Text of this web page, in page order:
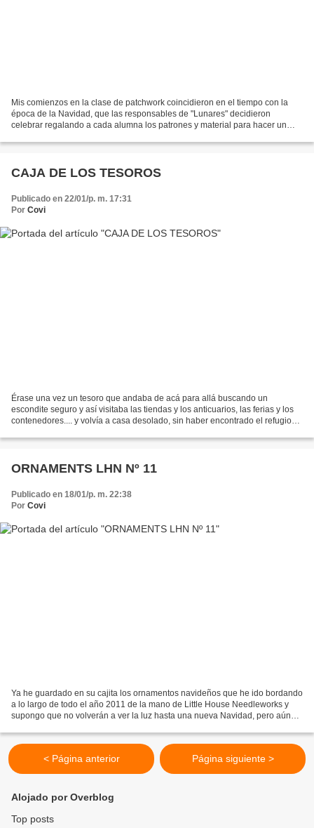
Mis comienzos en la clase de patchwork coincidieron en el tiempo con la
época de la Navidad, que las responsables de "Lunares" decidieron
celebrar regalando a cada alumna los patrones y material para hacer un
CAJA DE LOS TESOROS
Publicado en 22/01/p. m. 17:31
Por Covi
Érase una vez un tesoro que andaba de acá para allá buscando un
escondite seguro y así visitaba las tiendas y los anticuarios, las ferias y los
contenedores.... y volvía a casa desolado, sin haber encontrado el refugio
ORNAMENTS LHN Nº 11
Publicado en 18/01/p. m. 22:38
Por Covi
Ya he guardado en su cajita los ornamentos navideños que he ido bordando
a lo largo de todo el año 2011 de la mano de Little House Needleworks y
supongo que no volverán a ver la luz hasta una nueva Navidad, pero aún
< Página anterior Página siguiente >
Alojado por Overblog
Top posts